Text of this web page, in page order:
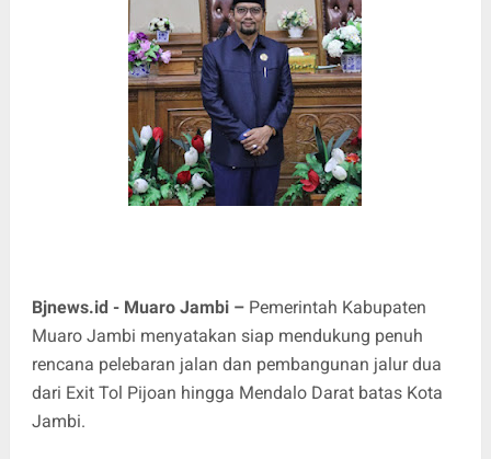
Bjnews.id - Muaro Jambi –Pemerintah Kabupaten
Muaro Jambi menyatakan siap mendukung penuh
rencana pelebaran jalan dan pembangunan jalur dua
dari Exit Tol Pijoan hingga Mendalo Darat batas Kota
Jambi.